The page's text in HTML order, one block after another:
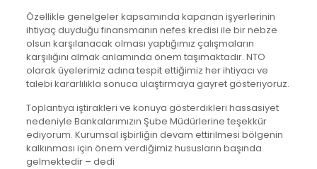
Özellikle genelgeler kapsamında kapanan işyerlerinin
ihtiyaç duyduğu finansmanın nefes kredisi ile bir nebze
olsun karşılanacak olması yaptığımız çalışmaların
karşılığını almak anlamında önem taşımaktadır. NTO
olarak üyelerimiz adına tespit ettiğimiz her ihtiyacı ve
talebi kararlılıkla sonuca ulaştırmaya gayret gösteriyoruz.
Toplantıya iştirakleri ve konuya gösterdikleri hassasiyet
nedeniyle Bankalarımızın Şube Müdürlerine teşekkür
ediyorum. Kurumsal işbirliğin devam ettirilmesi bölgenin
kalkınması için önem verdiğimiz hususların başında
gelmektedir – dedi